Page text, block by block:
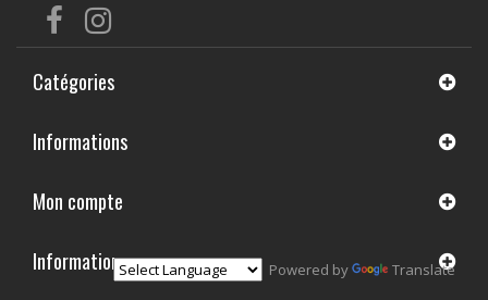
Catégories
Informations
Mon compte
Informations Powered by Translate